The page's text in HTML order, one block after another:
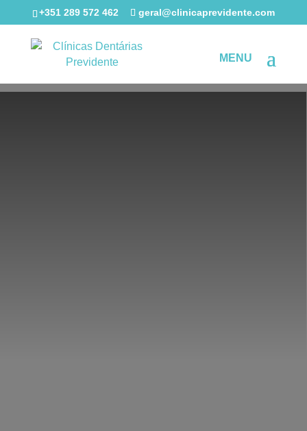
+351 289 572 462 geral@clinicaprevidente.com